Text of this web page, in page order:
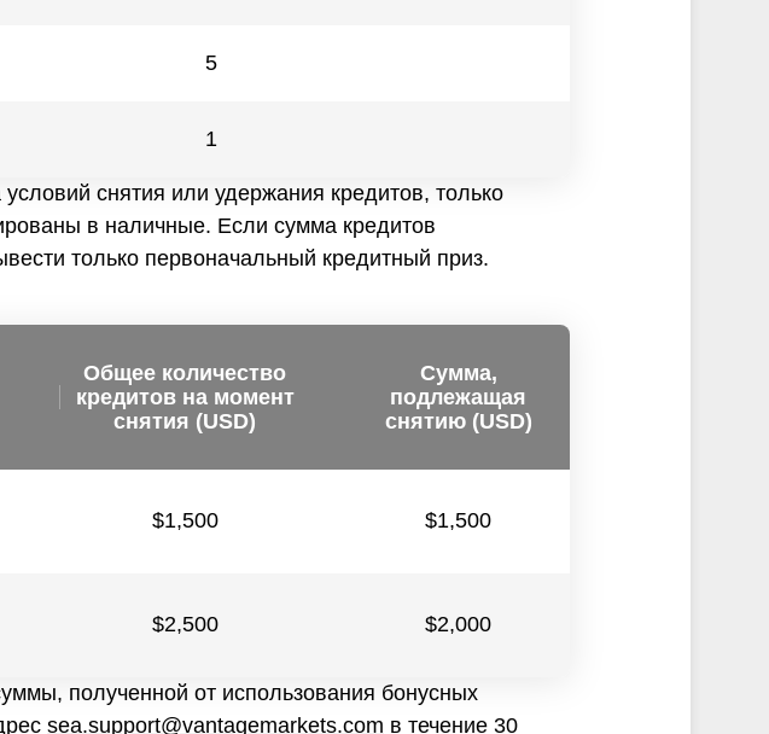
5
1
снятия или удержания кредитов, только
в наличные. Если сумма кредитов
только первоначальный кредитный приз.
Общее количество
кредитов на момент
снятия (USD)
Сумма,
подлежащая
снятию (USD)
$1,500 $1,500
$2,500 $2,000
полученной от использования бонусных
sea.support@vantagemarkets.com в течение 30